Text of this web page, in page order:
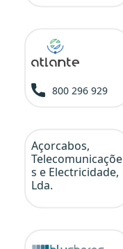
800 296 929
Açorcabos,
Telecomunicaçõe
s e Electricidade,
Lda.